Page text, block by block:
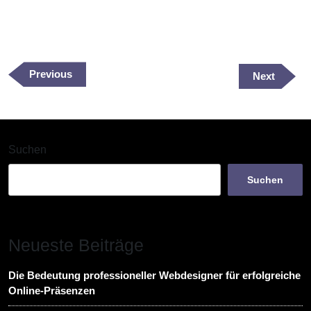
Previous
Post
Previous
Next
Post
Next
Suchen
Suchen
Neueste Beiträge
Die Bedeutung professioneller Webdesigner für erfolgreiche
Online-Präsenzen